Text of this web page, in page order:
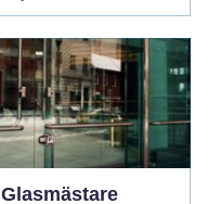
Glasmästare